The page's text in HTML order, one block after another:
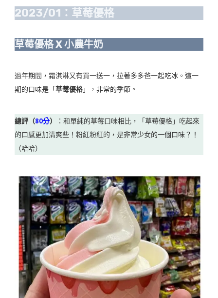
2023/01：草莓優格
草莓優格 X 小農牛奶
過年期間，霜淇淋又有買一送一，拉著多多爸一起吃冰。這一
期的口味是「草莓優格」，非常的季節。
總評（80分）
：和單純的草莓口味相比，「草莓優格」吃起來
的口感更加清爽些！粉紅粉紅的，是非常少女的一個口味？！
（哈哈）